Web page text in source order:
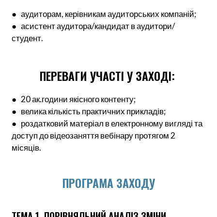
● аудиторам, керівникам аудиторських компаній;
● асистент аудитора/кандидат в аудитори/
студент.
ПЕРЕВАГИ УЧАСТІ У ЗАХОДІ:
● 20 ак.години якісного контенту;
● велика кількість практичних прикладів;
● роздатковий матеріал в електронному вигляді та
доступ до відеозаняття вебінару протягом 2
місяців.
ПРОГРАМА ЗАХОДУ